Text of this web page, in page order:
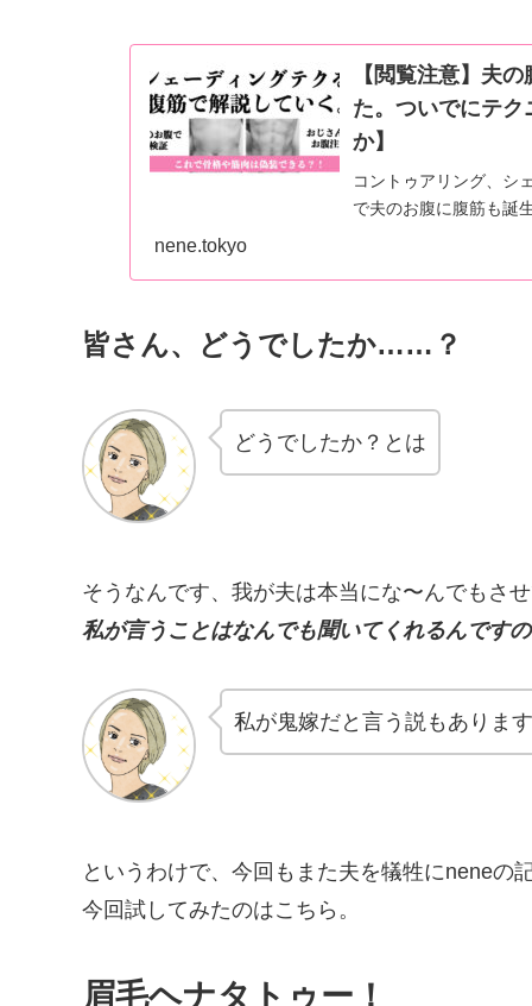
【閲覧注意】夫
た。ついでにテ
か】
コントゥアリング、シ
で夫のお腹に腹筋も誕
nene.tokyo
皆さん、どうでしたか……？
どうでしたか？とは
そうなんです、我が夫は本当にな〜んでもさ
私が言うことはなんでも聞いてくれるんです
私が鬼嫁だと言う説もありま
というわけで、今回もまた夫を犠牲にneneの
今回試してみたのはこちら。
眉毛ヘナタトゥー！